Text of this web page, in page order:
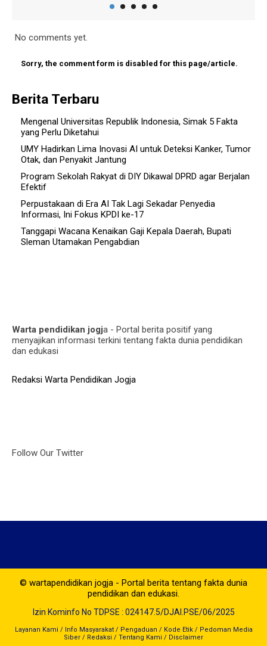
No comments yet.
Sorry, the comment form is disabled for this page/article.
Berita Terbaru
Mengenal Universitas Republik Indonesia, Simak 5 Fakta
yang Perlu Diketahui
UMY Hadirkan Lima Inovasi AI untuk Deteksi Kanker, Tumor
Otak, dan Penyakit Jantung
Program Sekolah Rakyat di DIY Dikawal DPRD agar Berjalan
Efektif
Perpustakaan di Era AI Tak Lagi Sekadar Penyedia
Informasi, Ini Fokus KPDI ke-17
Tanggapi Wacana Kenaikan Gaji Kepala Daerah, Bupati
Sleman Utamakan Pengabdian
Warta pendidikan jogja - Portal berita positif yang
menyajikan informasi terkini tentang fakta dunia pendidikan
dan edukasi
Redaksi Warta Pendidikan Jogja
Follow Our Twitter
© wartapendidikan jogja - Portal berita tentang fakta dunia
pendidikan dan edukasi.
Izin Kominfo No TDPSE : 024147.5/DJAI.PSE/06/2025
Layanan Kami / Info Masyarakat/ Pengaduan / Kode Etik/ Pedoman Media
Siber / Redaksi / Tentang Kami / Disclaimer